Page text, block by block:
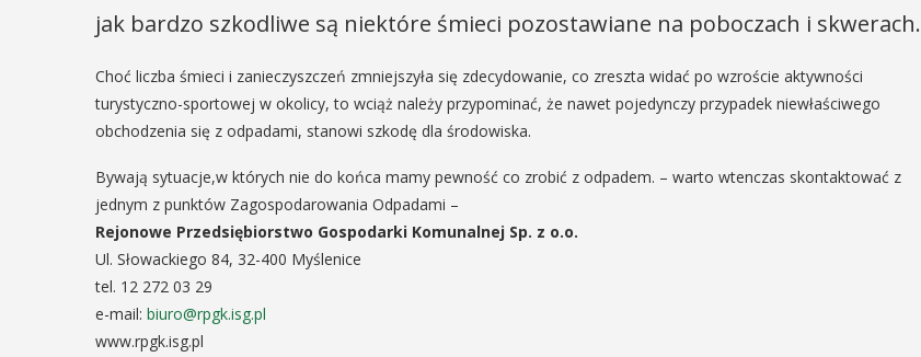
jak bardzo szkodliwe są niektóre śmieci pozostawiane na poboczach i skwerach.
Choć liczba śmieci i zanieczyszczeń zmniejszyła się zdecydowanie, co zreszta widać po wzroście aktywności
turystyczno-sportowej w okolicy, to wciąż należy przypominać, że nawet pojedynczy przypadek niewłaściwego
obchodzenia się z odpadami, stanowi szkodę dla środowiska.
Bywają sytuacje,w których nie do końca mamy pewność co zrobić z odpadem. – warto wtenczas skontaktować z
jednym z punktów Zagospodarowania Odpadami –
Rejonowe Przedsiębiorstwo Gospodarki Komunalnej Sp. z o.o.
Ul. Słowackiego 84, 32-400 Myślenice
tel. 12 272 03 29
e-mail: biuro@rpgk.isg.pl
www.rpgk.isg.pl